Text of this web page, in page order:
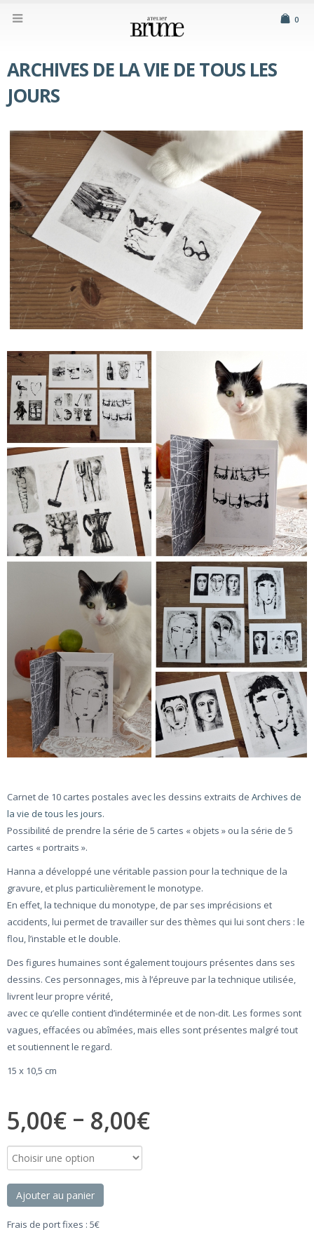
0
ARCHIVES DE LA VIE DE TOUS LES
JOURS
Carnet de 10 cartes postales avec les dessins extraits de Archives de
la vie de tous les jours.
Possibilité de prendre la série de 5 cartes « objets » ou la série de 5
cartes « portraits ».
Hanna a développé une véritable passion pour la technique de la
gravure, et plus particulièrement le monotype.
En effet, la technique du monotype, de par ses imprécisions et
accidents, lui permet de travailler sur des thèmes qui lui sont chers : le
flou, l’instable et le double.
Des figures humaines sont également toujours présentes dans ses
dessins. Ces personnages, mis à l’épreuve par la technique utilisée,
livrent leur propre vérité,
avec ce qu’elle contient d’indéterminée et de non-dit. Les formes sont
vagues, effacées ou abîmées, mais elles sont présentes malgré tout
et soutiennent le regard.
15 x 10,5 cm
5,00€ – 8,00€
Ajouter au panier
Frais de port fixes : 5€